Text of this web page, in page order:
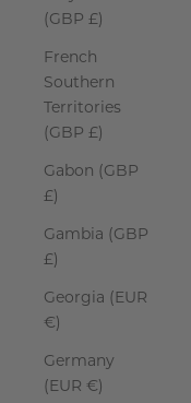
(GBP £)
French
Southern
Territories
(GBP £)
Gabon (GBP
£)
Gambia (GBP
£)
Georgia (EUR
€)
Germany
(EUR €)